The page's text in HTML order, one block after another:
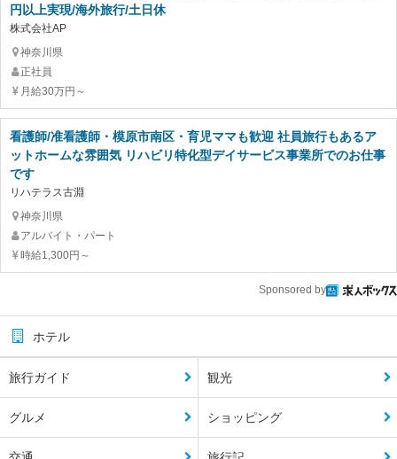
円以上実現/海外旅行/土日休
株式会社AP
神奈川県
正社員
月給30万円～
看護師/准看護師・模原市南区・育児ママも歓迎 社員旅行もあるア
ットホームな雰囲気 リハビリ特化型デイサービス事業所でのお仕事
です
リハテラス古淵
神奈川県
アルバイト・パート
時給1,300円～
Sponsored by
ホテル
旅行ガイド 観光
グルメ ショッピング